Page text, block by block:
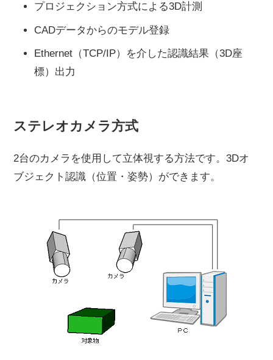
プロジェクション方式による3D計測
CADデータからのモデル登録
Ethernet（TCP/IP）を介した認識結果（3D座
標）出力
ステレオカメラ方式
2台のカメラを使用して立体視する方法です。3Dオ
ブジェクト認識（位置・姿勢）ができます。